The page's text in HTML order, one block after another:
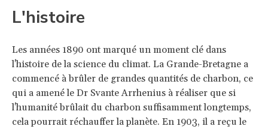
L'histoire
Les années 1890 ont marqué un moment clé dans
l'histoire de la science du climat. La Grande-Bretagne a
commencé à brûler de grandes quantités de charbon, ce
qui a amené le Dr Svante Arrhenius à réaliser que si
l'humanité brûlait du charbon suffisamment longtemps,
cela pourrait réchauffer la planète. En 1903, il a reçu le